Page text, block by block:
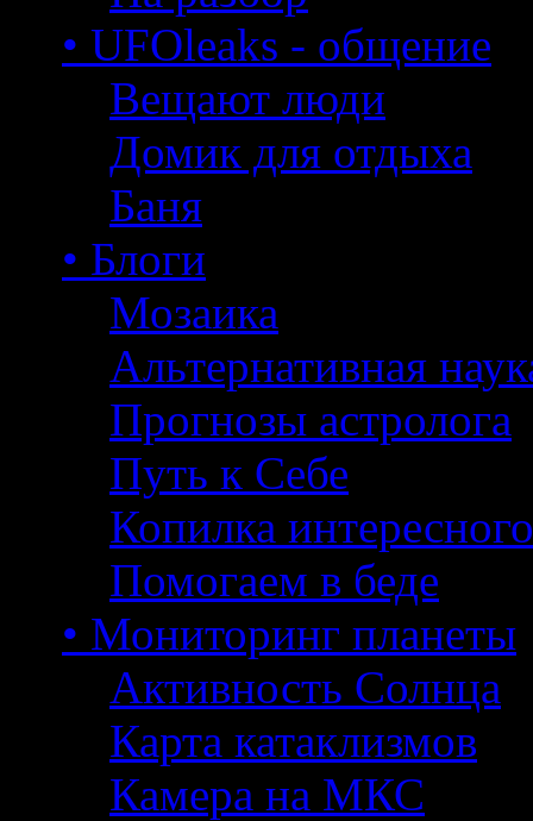
• UFOleaks - общение
Вещают люди
Домик для отдыха
Баня
• Блоги
Мозаика
Альтернативная
Прогнозы астролога
Путь к Себе
Копилка интересного
Помогаем в беде
• Мониторинг планеты
Активность Солнца
Карта катаклизмов
Камера на МКС